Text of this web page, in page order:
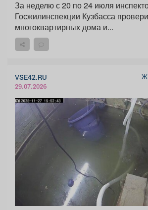
За неделю с 20 по 24 июля
Госжилинспекции Кузбасса
многоквартирных дома и...
VSE42.RU
29.07.2026